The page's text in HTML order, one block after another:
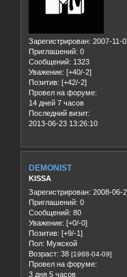
Зарегистрирован: 2007-11-
Приглашений: 0
Сообщений: 1323
Уважение: [+40/-2]
Позитив: [+42/-2]
Провел на форуме:
14 дней 7 часов
Последний визит:
2013-06-23 13:26:10
DEMONIST
KISSA
Зарегистрирован: 2008-06-
Приглашений: 0
Сообщений: 80
Уважение: [+0/-0]
Позитив: [+9/-1]
Пол: Мужской
Возраст: 38 [1988-04-09]
Провел на форуме:
3 дня 5 часов